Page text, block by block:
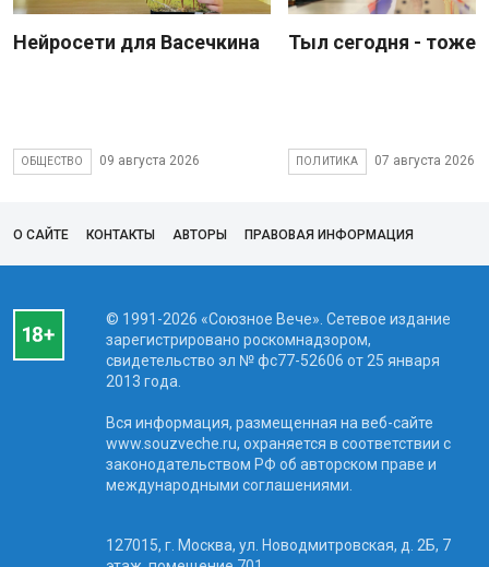
Нейросети для Васечкина
ОБЩЕСТВО 09 августа 2026
Тыл сегодня - тоже
ПОЛИТИКА 07 августа 2026
О САЙТЕ КОНТАКТЫ АВТОРЫ ПРАВОВАЯ ИНФОРМАЦИЯ
© 1991-2026 «Союзное Вече». Сетевое издание
зарегистрировано роскомнадзором,
свидетельство эл № фc77-52606 от 25 января
2013 года.
Вся информация, размещенная на веб-сайте
www.souzveche.ru, охраняется в соответствии с
законодательством РФ об авторском праве и
международными соглашениями.
127015, г. Москва, ул. Новодмитровская, д. 2Б, 7